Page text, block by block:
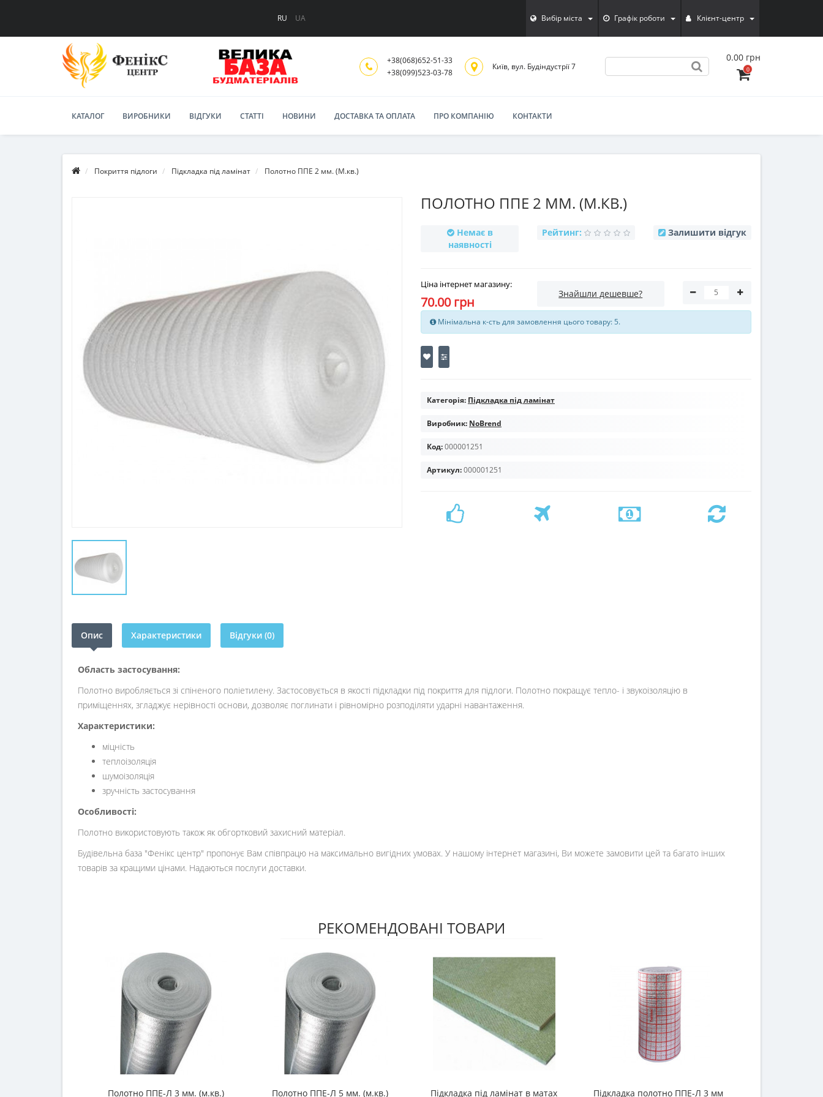
RU UA Вибiр мiста Графік роботи Клієнт-центр
+38(068)652-51-33
‎+38(099)523-03-78
Київ, вул. Будіндустрії 7
0.00 грн
0
КАТАЛОГ ВИРОБНИКИ ВІДГУКИ СТАТТІ НОВИНИ ДОСТАВКА ТА ОПЛАТА ПРО КОМПАНІЮ КОНТАКТИ
Покриття підлоги Підкладка під ламінат Полотно ППЕ 2 мм. (М.кв.)
ПОЛОТНО ППЕ 2 ММ. (М.КВ.)
Немає в
наявності
Рейтинг: Залишити відгук
Ціна інтернет магазину:
70.00 грн
Знайшли дешевше?
Мінімальна к-сть для замовлення цього товару: 5.
Категорія: Підкладка під ламінат
Виробник: NoBrend
Код:000001251
Артикул:000001251
Опис Характеристики Відгуки (0)
Область застосування:
Полотно виробляється зі спіненого поліетилену. Застосовується в якості підкладки під покриття для підлоги. Полотно покращує тепло- і звукоізоляцію в
приміщеннях, згладжує нерівності основи, дозволяє поглинати і рівномірно розподіляти ударні навантаження.
Характеристики:
міцність
теплоізоляція
шумоізоляція
зручність застосування
Особливості:
Полотно використовують також як обгортковий захисний матеріал.
Будівельна база "Фенікс центр" пропонує Вам співпрацю на максимально вигідних умовах. У нашому інтернет магазині, Ви можете замовити цей та багато інших
товарів за кращими цінами. Надаються послуги доставки.
РЕКОМЕНДОВАНІ ТОВАРИ
Полотно ППЕ-Л 3 мм. (м.кв.) Полотно ППЕ-Л 5 мм. (м.кв.)
Підкладка під ламінат в матах
Підкладка полотно ППЕ-Л 3 мм